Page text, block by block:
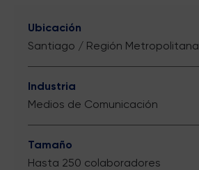
Ubicación
Santiago / Región Metropolitana
Industria
Medios de Comunicación
Tamaño
Hasta 250 colaboradores